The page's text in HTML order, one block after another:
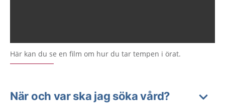
Här kan du se en film om hur du tar tempen i örat.
När och var ska jag söka vård?